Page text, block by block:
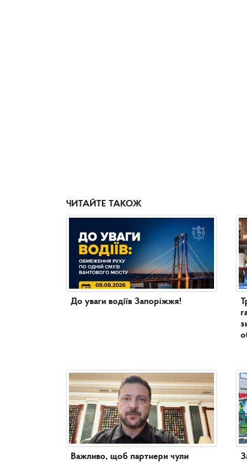
ЧИТАЙТЕ ТАКОЖ
До уваги водіїв Запоріжжя!
Важливо, щоб партнери чули